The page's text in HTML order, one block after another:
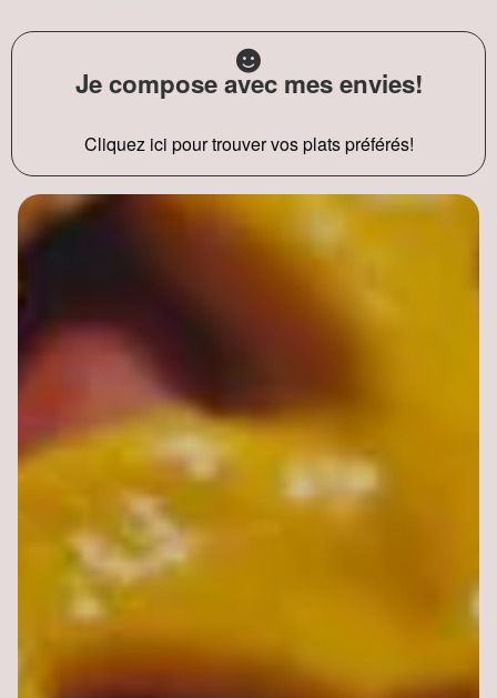
Je compose avec mes envies!
Cliquez ici pour trouver vos plats préférés!